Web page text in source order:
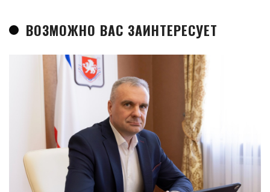
ВОЗМОЖНО ВАС ЗАИНТЕРЕСУЕТ